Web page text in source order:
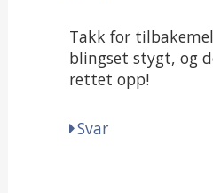
Takk for
blingset stygt, og
rettet opp!
Svar